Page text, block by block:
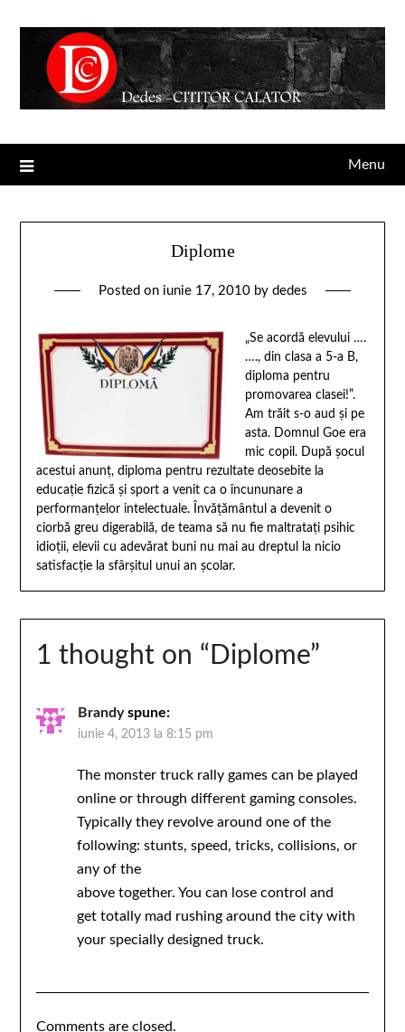
Menu
Diplome
Posted on iunie 17, 2010by dedes
„Se acordă elevului ….
…., din clasa a 5-a B,
diploma pentru
promovarea clasei!”.
Am trăit s-o aud şi pe
asta. Domnul Goe era
mic copil. După şocul
acestui anunţ, diploma pentru rezultate deosebite la
educaţie fizică şi sport a venit ca o încununare a
performanţelor intelectuale. Învăţământul a devenit o
ciorbă greu digerabilă, de teama să nu fie maltrataţi psihic
idioţii, elevii cu adevărat buni nu mai au dreptul la nicio
satisfacţie la sfârşitul unui an şcolar.
1 thought on “ Diplome”
Brandy spune:
iunie 4, 2013 la 8:15 pm
The monster truck rally games can be played
online or through different gaming consoles.
Typically they revolve around one of the
following: stunts, speed, tricks, collisions, or
any of the
above together. You can lose control and
get totally mad rushing around the city with
your specially designed truck.
Comments are closed.